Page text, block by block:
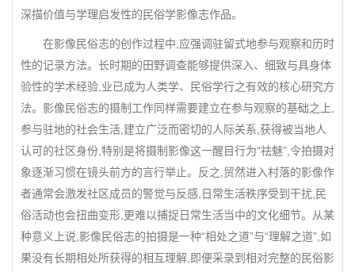
深描价值与学理启发性的民俗学影像志作品。
在影像民俗志的创作过程中,应强调驻留式地参与观察和历时
性的记录方法。长时期的田野调查能够提供深入、细致与具身体
验性的学术经验,业已成为人类学、民俗学行之有效的核心研究方
法。影像民俗志的摄制工作同样需要建立在参与观察的基础之上,
参与驻地的社会生活,建立广泛而密切的人际关系,获得被当地人
认可的社区身份,特别是将摄制影像这一醒目行为“祛魅”,令拍摄对
象逐渐习惯在镜头前方的言行举止。反之,贸然进入村落的影像作
者通常会激发社区成员的警觉与反感,日常生活秩序受到干扰,民
俗活动也会扭曲变形,更难以捕捉日常生活当中的文化细节。从某
种意义上说,影像民俗志的拍摄是一种“相处之道”与“理解之道”,如
果没有长期相处所获得的相互理解,即便采录到相对完整的民俗影